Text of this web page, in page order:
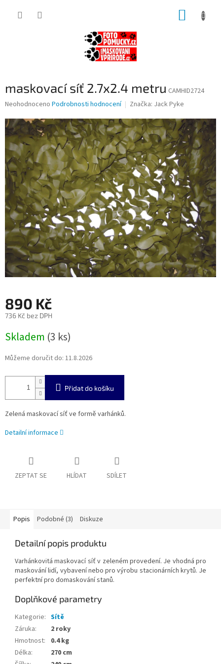
maskovací síť 2.7x2.4 metru CAMHID2724
Průměrné
produktu
je
0,0
z
5
hvězdiček.
Neohodnoceno Podrobnosti hodnocení Značka: Jack Pyke
890 Kč
736 Kč bez DPH
cena:
Skladem (3 ks)
Můžeme doručit do: 11.8.2026
Přidat do košíku
Zelená maskovací síť ve formě varhánků.
Detailní informace
ZEPTAT SE HLÍDAT SDÍLET
Popis Podobné (3) Diskuze
Detailní popis produktu
Varhánkovitá maskovací síť v zeleném provedení. Je vhodná pro
maskování lidí, vybavení nebo pro výrobu stacionárních krytů. Je
perfektní pro domaskování stanů.
Doplňkové parametry
Kategorie: Sítě
Záruka:
2 roky
Hmotnost:
0.4 kg
Délka:
270 cm